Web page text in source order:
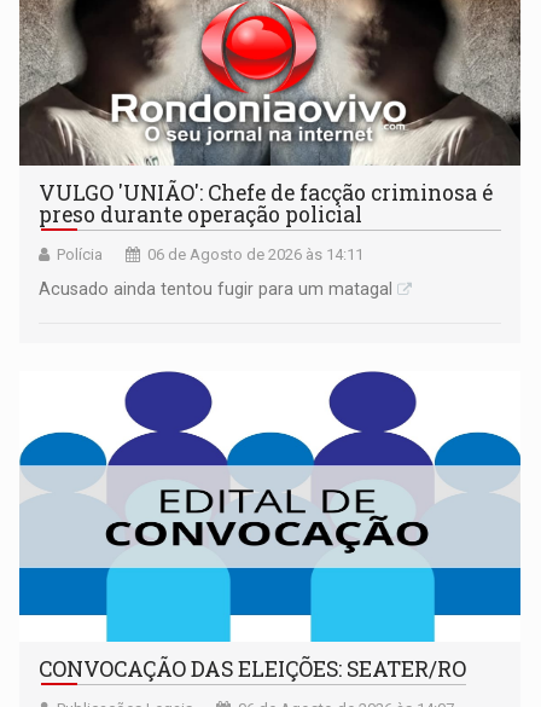
VULGO 'UNIÃO': Chefe de facção criminosa é
preso durante operação policial
Polícia 06 de Agosto de 2026 às 14:11
Acusado ainda tentou fugir para um matagal
CONVOCAÇÃO DAS ELEIÇÕES: SEATER/RO